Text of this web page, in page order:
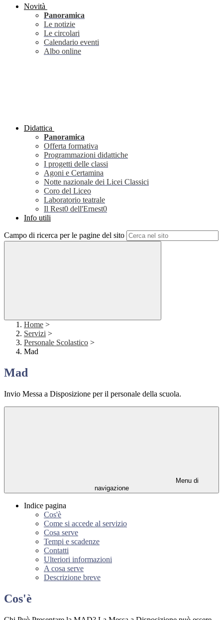
Novità
Panoramica
Le notizie
Le circolari
Calendario eventi
Albo online
Didattica
Panoramica
Offerta formativa
Programmazioni didattiche
I progetti delle classi
Agoni e Certamina
Notte nazionale dei Licei Classici
Coro del Liceo
Laboratorio teatrale
Il Rest0 dell'Ernest0
Info utili
Campo di ricerca per le pagine del sito
Home >
Servizi >
Personale Scolastico >
Mad
Mad
Invio Messa a Disposizione per il personale della scuola.
Menu di
navigazione
Indice pagina
Cos'è
Come si accede al servizio
Cosa serve
Tempi e scadenze
Contatti
Ulteriori informazioni
A cosa serve
Descrizione breve
Cos'è